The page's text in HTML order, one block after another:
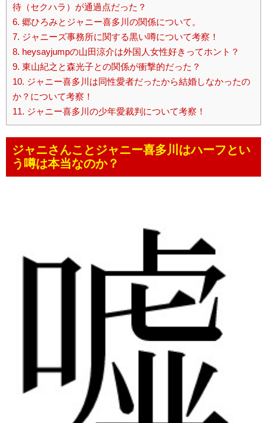
待（セクハラ）が通過点だった？
6. 郷ひろみとジャニー喜多川の関係について。
7. ジャニーズ事務所に関する黒い噂について考察！
8. heysayjumpの山田涼介は外国人女性好きってホント？
9. 東山紀之と森光子との関係が衝撃的だった？
10. ジャニー喜多川は同性愛者だったから結婚しなかったの
か？について考察！
11. ジャニー喜多川の少年愛裁判について考察！
ジャニさんことジャニー喜多川はハーフとい
う噂は本当なのか？